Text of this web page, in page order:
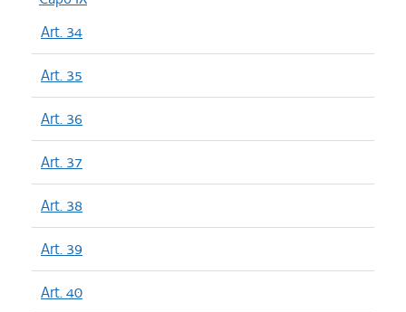
Art. 34
Art. 35
Art. 36
Art. 37
Art. 38
Art. 39
Art. 40